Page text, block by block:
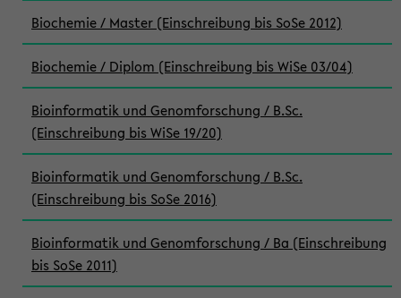
Biochemie / Master (Einschreibung bis SoSe 2012)
Biochemie / Diplom (Einschreibung bis WiSe 03/04)
Bioinformatik und Genomforschung / B.Sc.
(Einschreibung bis WiSe 19/20)
Bioinformatik und Genomforschung / B.Sc.
(Einschreibung bis SoSe 2016)
Bioinformatik und Genomforschung / Ba (Einschreibung
bis SoSe 2011)